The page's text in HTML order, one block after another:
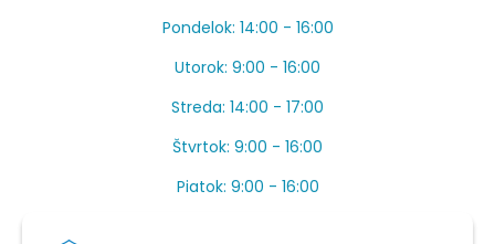
Pondelok: 14:00 - 16:00
Utorok: 9:00 - 16:00
Streda: 14:00 - 17:00
Štvrtok: 9:00 - 16:00
Piatok: 9:00 - 16:00